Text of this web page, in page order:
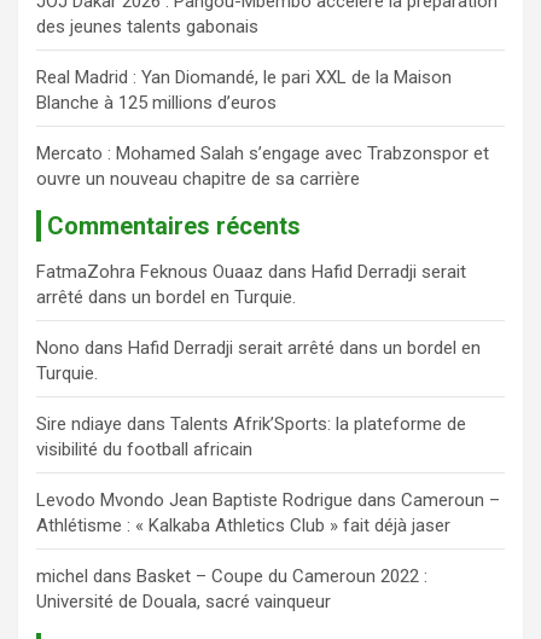
des jeunes talents gabonais
Real Madrid : Yan Diomandé, le pari XXL de la Maison
Blanche à 125 millions d’euros
Mercato : Mohamed Salah s’engage avec Trabzonspor et
ouvre un nouveau chapitre de sa carrière
Commentaires récents
FatmaZohra Feknous Ouaaz dans Hafid Derradji serait
arrêté dans un bordel en Turquie.
Nono dans Hafid Derradji serait arrêté dans un bordel en
Turquie.
Sire ndiaye dans Talents Afrik’Sports: la plateforme de
visibilité du football africain
Levodo Mvondo Jean Baptiste Rodrigue dans Cameroun –
Athlétisme : « Kalkaba Athletics Club » fait déjà jaser
michel dans Basket – Coupe du Cameroun 2022 :
Université de Douala, sacré vainqueur